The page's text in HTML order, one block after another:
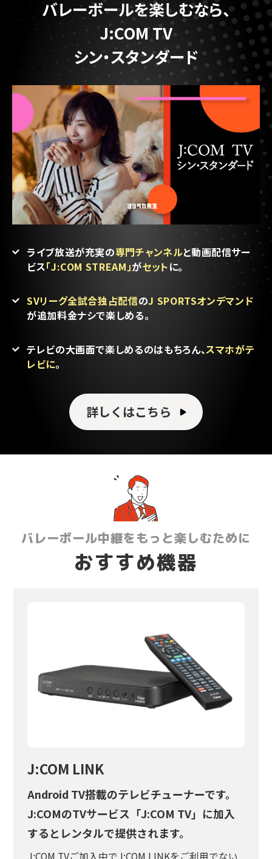
バレーボールを楽しむなら、
J:COM TV
シン・スタンダード
ライブ放送が充実の専門チャンネルと動画配信サー
ビス「J:COM STREAM」がセットに。
SVリーグ全試合独占配信のJ SPORTSオンデマンド
が追加料金ナシで楽しめる。
テレビの大画面で楽しめるのはもちろん、スマホがテ
レビに。
詳しくはこちら
バレーボール中継をもっと楽しむために
おすすめ機器
J:COM LINK
Android TV搭載のテレビチューナーです。
J:COMのTVサービス「J:COM TV」に加入
するとレンタルで提供されます。
J:COM TVご加入中でJ:COM LINKをご利用でない